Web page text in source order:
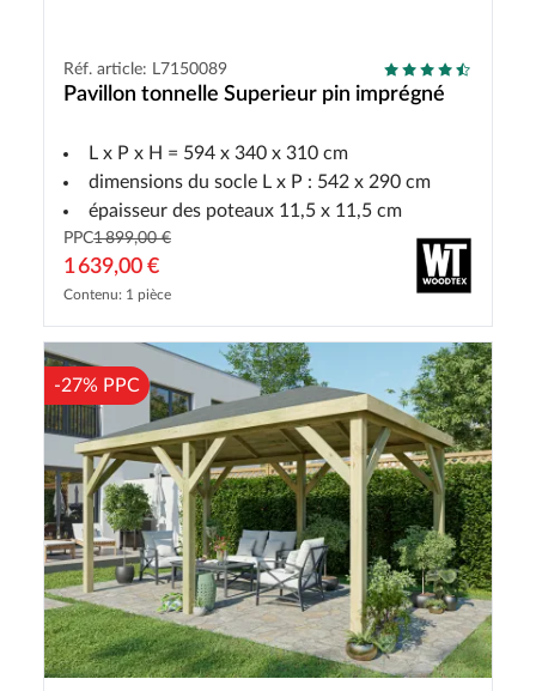
Réf. article: L7150089
Pavillon tonnelle Superieur pin imprégné
L x P x H = 594 x 340 x 310 cm
dimensions du socle L x P : 542 x 290 cm
épaisseur des poteaux 11,5 x 11,5 cm
PPC1 899,00 €
1 639,00 €
Contenu: 1 pièce
-27% PPC